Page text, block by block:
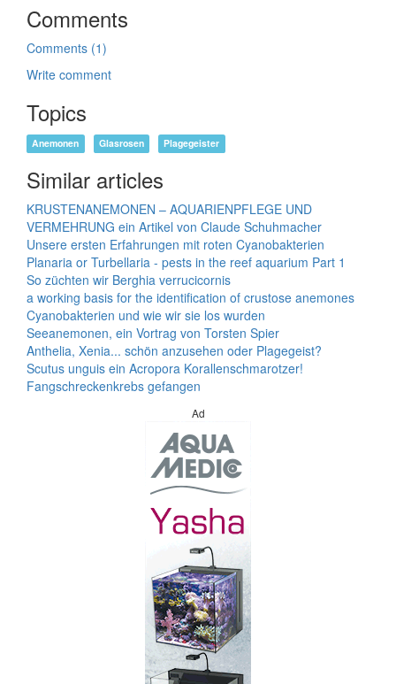
Comments
Comments (1)
Write comment
Topics
Anemonen Glasrosen Plagegeister
Similar articles
KRUSTENANEMONEN – AQUARIENPFLEGE UND
VERMEHRUNG ein Artikel von Claude Schuhmacher
Unsere ersten Erfahrungen mit roten Cyanobakterien
Planaria or Turbellaria - pests in the reef aquarium Part 1
So züchten wir Berghia verrucicornis
a working basis for the identification of crustose anemones
Cyanobakterien und wie wir sie los wurden
Seeanemonen, ein Vortrag von Torsten Spier
Anthelia, Xenia... schön anzusehen oder Plagegeist?
Scutus unguis ein Acropora Korallenschmarotzer!
Fangschreckenkrebs gefangen
Ad